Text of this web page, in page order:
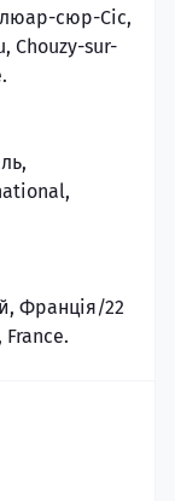
сюр-Сіс,
Chouzy-sur-
Франція/22